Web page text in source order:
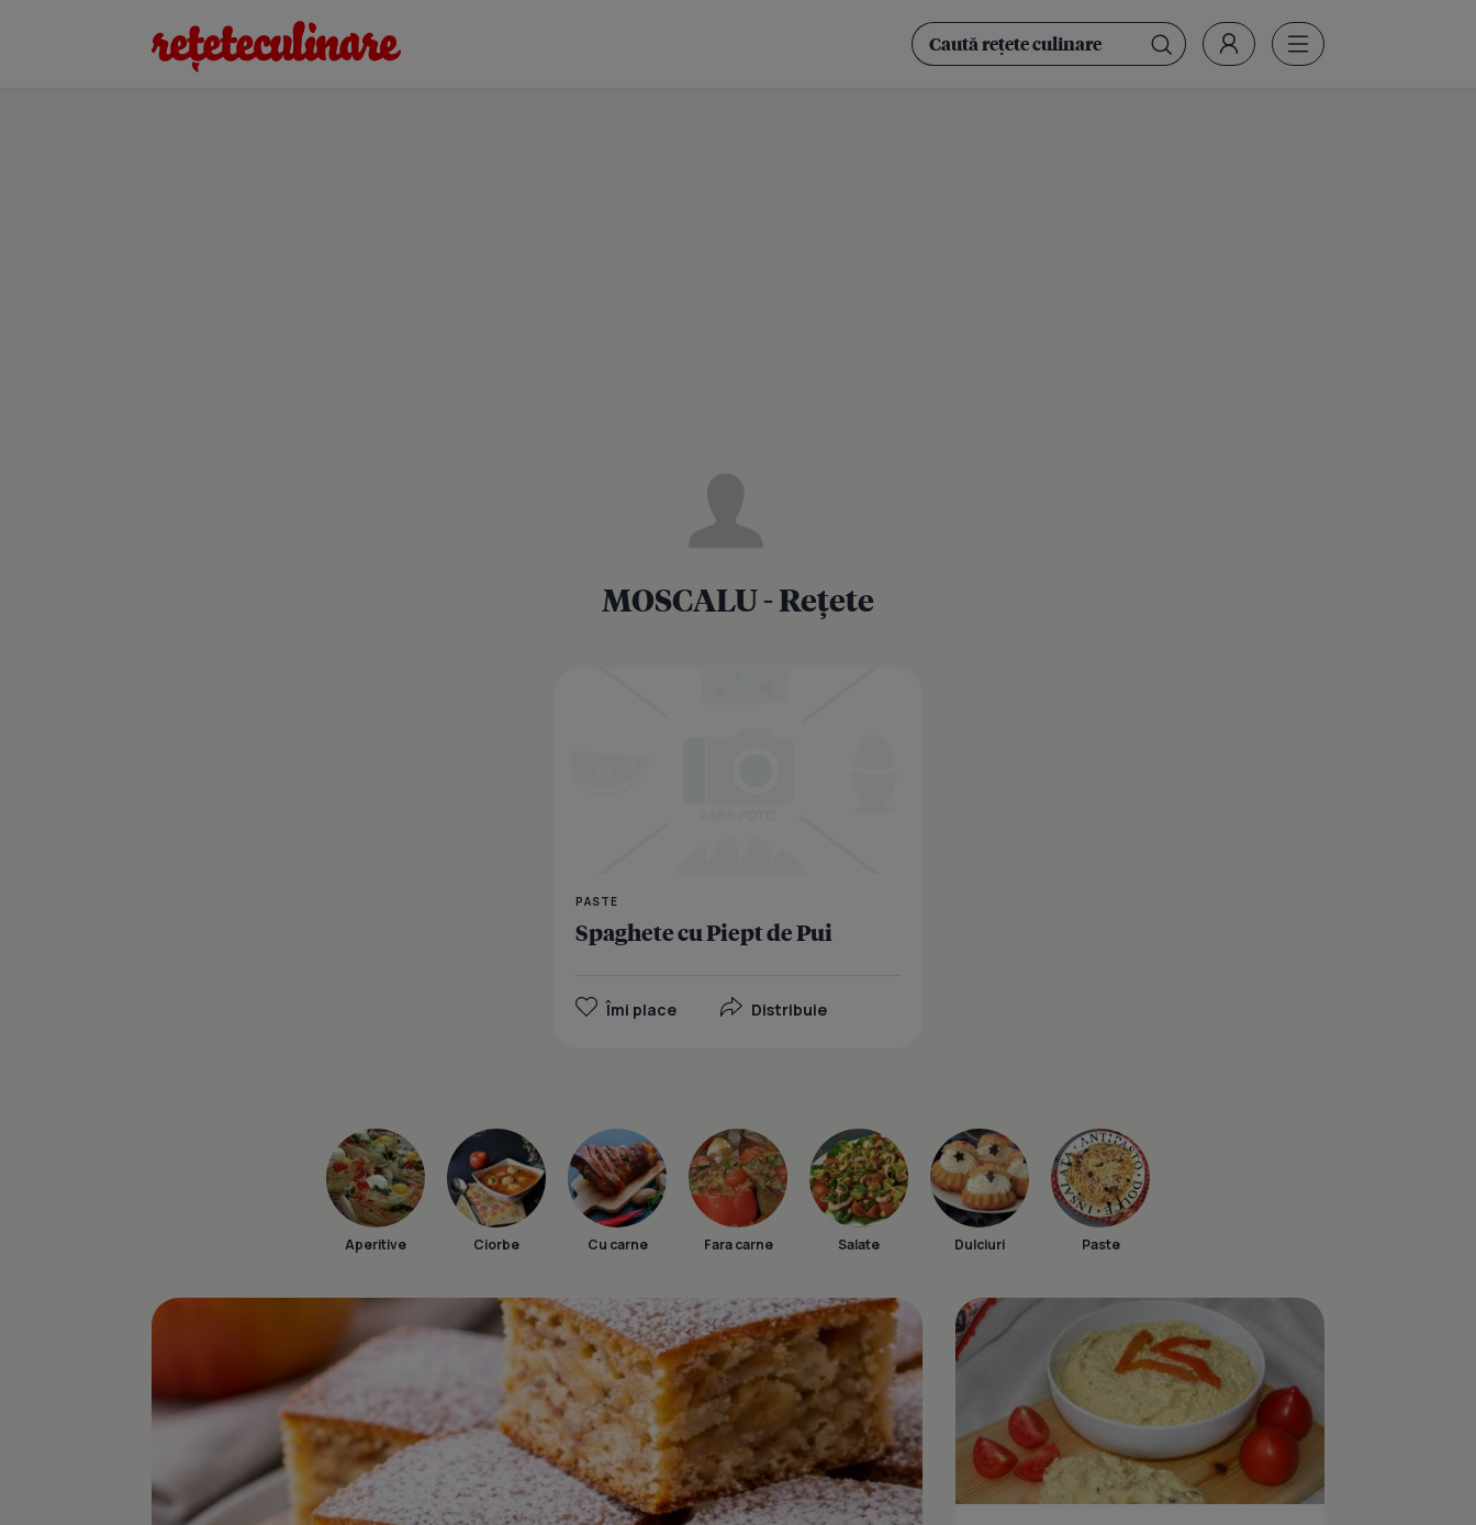
MOSCALU - Rețete
PASTE
Spaghete cu Piept de Pui
Îmi place Distribuie
Aperitive Ciorbe Cu carne Fara carne Salate Dulciuri Paste